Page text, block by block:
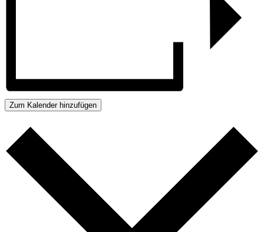
Zum Kalender hinzufügen